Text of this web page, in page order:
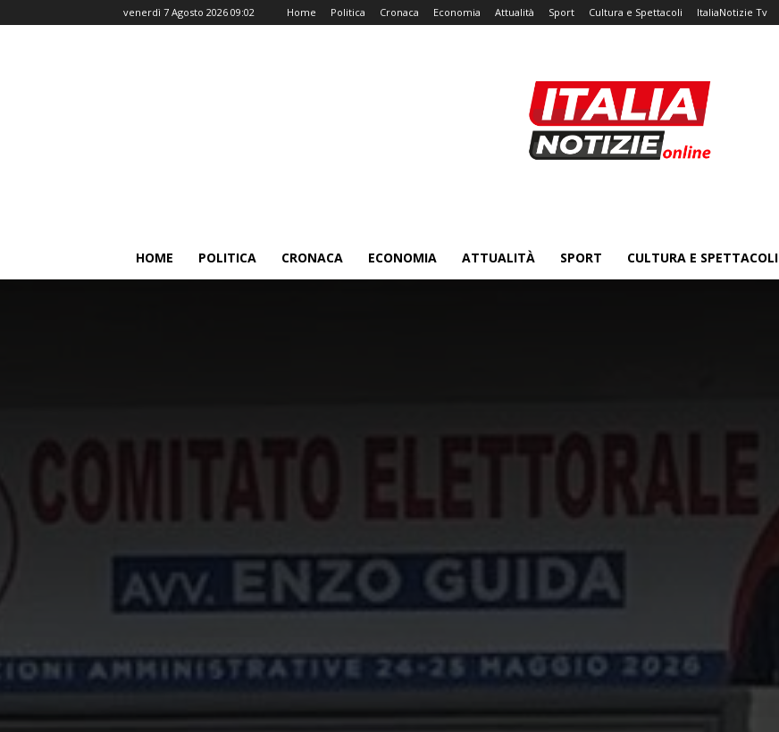
venerdì 7 Agosto 2026 09:02 Home Politica Cronaca Economia Attualità Sport Cultura e Spettacoli ItaliaNotizie Tv
HOME POLITICA CRONACA ECONOMIA ATTUALITÀ SPORT CULTURA E SPETTACOLI